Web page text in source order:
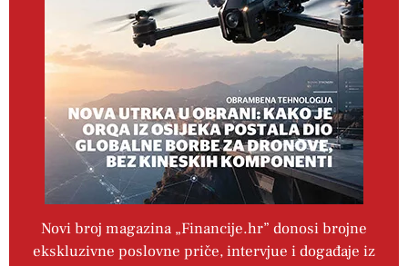
Novi broj magazina „Financije.hr” donosi brojne
ekskluzivne poslovne priče, intervjue i događaje iz